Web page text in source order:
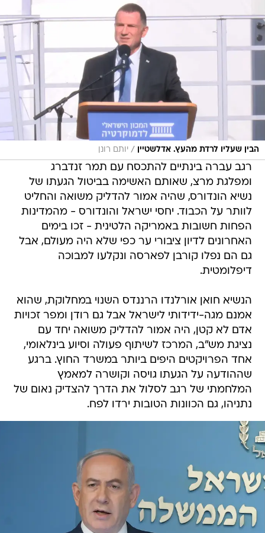
הבין שעליו לרדת מהעץ. אדלשטיין / יותם רונן
רגב עברה בינתיים להתכסח עם תמר זנדברג
ומפלגת מרצ, שאותם האשימה בביטול הגעתו של
נשיא הונדורס, שהיה אמור להדליק משואה והחליט
לוותר על הכבוד. יחסי ישראל והונדורס - מהמדינות
הפחות חשובות באמריקה הלטינית - זכו בימים
האחרונים לדיון ציבורי ער כפי שלא היה מעולם, אבל
גם הם נפלו קורבן לפארסה ונקלעו למבוכה
דיפלומטית.
הנשיא חואן אורלנדו הרננדס השנוי במחלוקת, שהוא
אמנם מגה-ידידותי לישראל אבל גם רודן ומפר זכויות
אדם לא קטן, היה אמור להדליק משואה יחד עם
נציגת מש"ב, המרכז לשיתוף פעולה וסיוע בינלאומי,
אחד הפרויקטים היפים ביותר במשרד החוץ. ברגע
שההודעה על הגעתו גויסה וקושרה למאמץ
המלחמתי של רגב לסלול את הדרך להצדיק נאום של
נתניהו, גם הכוונות הטובות ירדו לפח.